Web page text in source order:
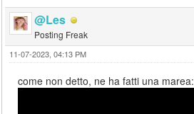
@Les
Posting Freak
11-07-2023, 04:13 PM
come non detto, ne ha fatti una marea: